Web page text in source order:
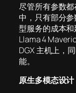
尽管所有参数
中，只有部分
型服务的成本
Llama 4
DGX 主机上，
能。
原生多模态设计